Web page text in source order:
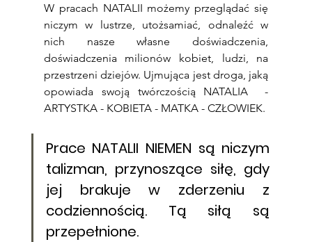
W pracach NATALII możemy przeglądać się
niczym w lustrze, utożsamiać, odnaleźć w
nich nasze własne doświadczenia,
doświadczenia milionów kobiet, ludzi, na
przestrzeni dziejów. Ujmująca jest droga, jaką
opowiada swoją twórczością NATALIA  -
ARTYSTKA - KOBIETA - MATKA - CZŁOWIEK.
Prace NATALII NIEMEN są niczym
talizman, przynoszące siłę, gdy
jej brakuje w zderzeniu z
codziennością. Tą siłą są
przepełnione.